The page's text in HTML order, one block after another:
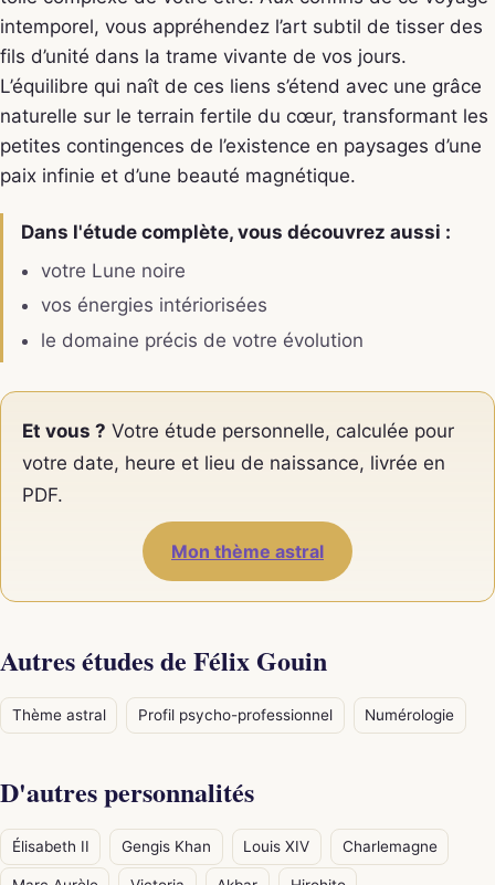
intemporel, vous appréhendez l’art subtil de tisser des
fils d’unité dans la trame vivante de vos jours.
L’équilibre qui naît de ces liens s’étend avec une grâce
naturelle sur le terrain fertile du cœur, transformant les
petites contingences de l’existence en paysages d’une
paix infinie et d’une beauté magnétique.
Dans l'étude complète, vous découvrez aussi :
votre Lune noire
vos énergies intériorisées
le domaine précis de votre évolution
Et vous ? Votre étude personnelle, calculée pour
votre date, heure et lieu de naissance, livrée en
PDF.
Mon thème astral
Autres études de Félix Gouin
Thème astral Profil psycho-professionnel Numérologie
D'autres personnalités
Élisabeth II Gengis Khan Louis XIV Charlemagne